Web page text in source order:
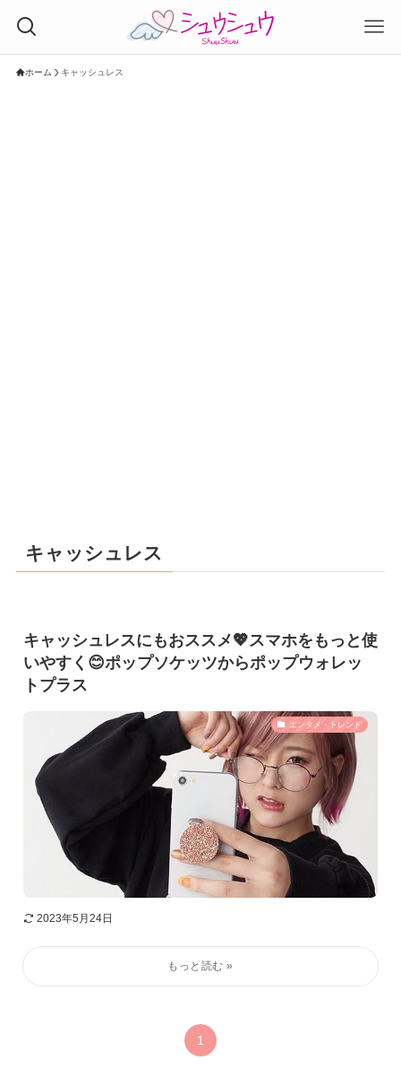
ホーム キャッシュレス
キャッシュレス
キャッシュレスにもおススメ💖スマホをもっと使
いやすく😊ポップソケッツからポップウォレッ
トプラス
エンタメ・トレンド
2023年5月24日
1